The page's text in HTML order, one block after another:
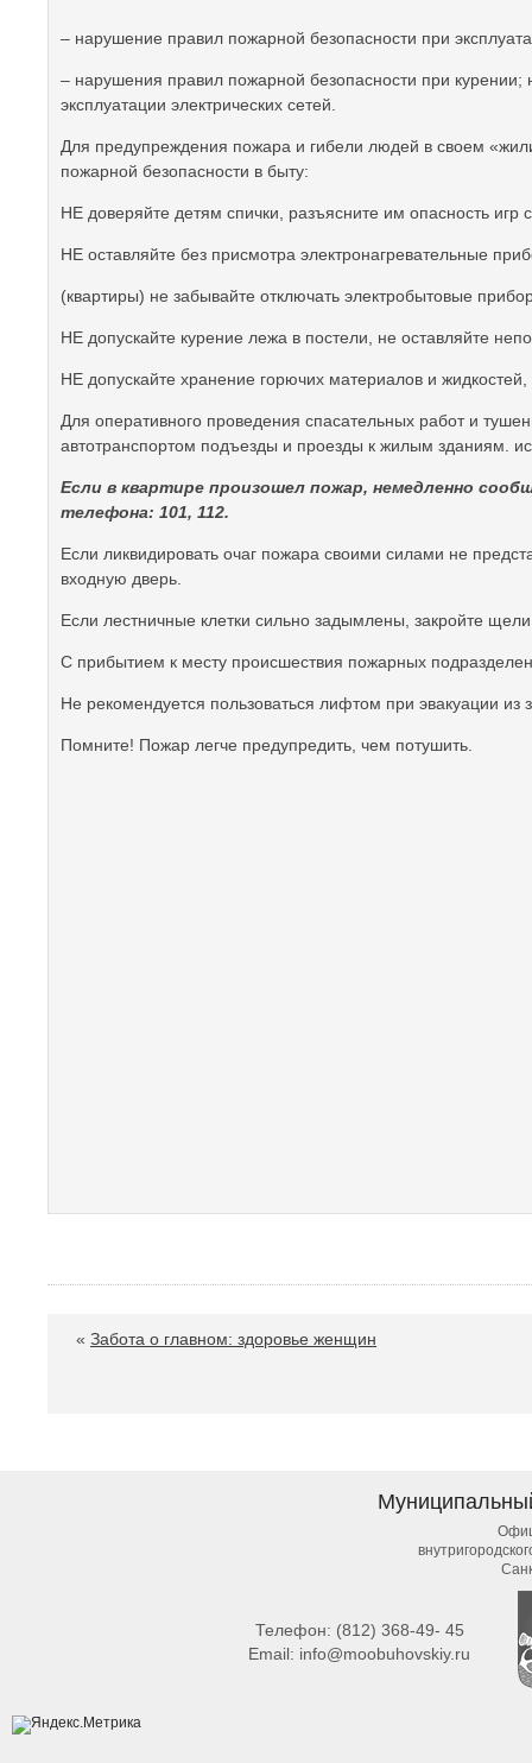
– нарушение правил пожарной безопасности при
– нарушения правил пожарной безопасности при
эксплуатации электрических сетей.
Для предупреждения пожара и гибели людей в своем
пожарной безопасности в быту:
НЕ доверяйте детям спички, разъясните им опасность игр
НЕ оставляйте без присмотра электронагревательные
(квартиры) не забывайте отключать электробытовые
НЕ допускайте курение лежа в постели, не оставляйте
НЕ допускайте хранение горючих материалов и
Для оперативного проведения спасательных работ и
автотранспортом подъезды и проезды к жилым зданиям.
Если в квартире произошел пожар, немедленно
телефона: 101, 112.
Если ликвидировать очаг пожара своими силами не
входную дверь.
Если лестничные клетки сильно задымлены, закройте
С прибытием к месту происшествия пожарных
Не рекомендуется пользоваться лифтом при эвакуации из
Помните! Пожар легче предупредить, чем потушить.
« Забота о главном: здоровье женщин
Телефон: (812) 368-49- 45
Email: info@moobuhovskiy.ru